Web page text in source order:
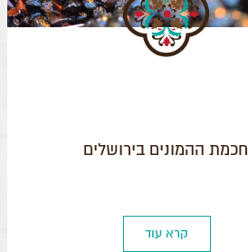
חכמת ההמונים בירושלים
קרא עוד